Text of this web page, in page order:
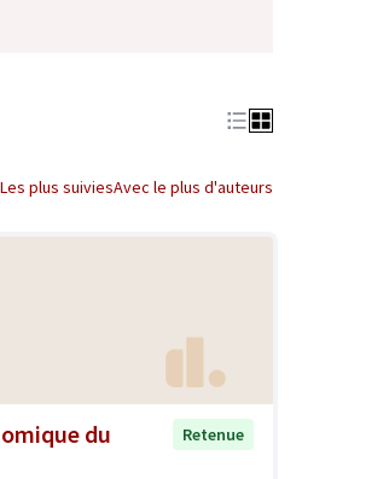
Les plus suiviesAvec le plus d'auteurs
du
Retenue